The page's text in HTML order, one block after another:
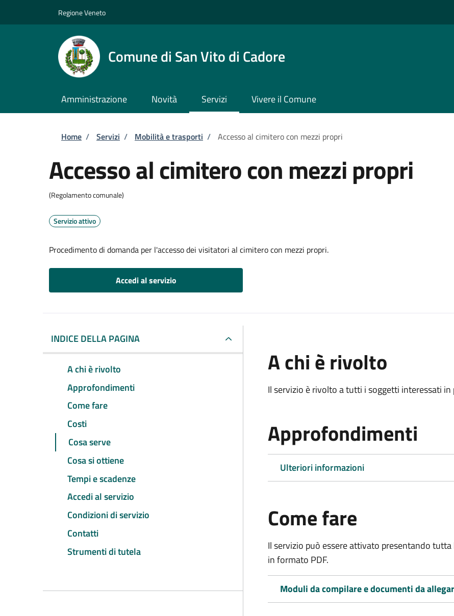
Regione Veneto
Comune di San Vito di Cadore
Amministrazione Novità Servizi Vivere il Comune
Briciole di pane
Home / Servizi / Mobilità e trasporti / Accesso al cimitero con mezzi propri
Accesso al cimitero con mezzi propri
(Regolamento comunale)
Servizio attivo
Procedimento di domanda per l'accesso dei visitatori al cimitero con mezzi propri.
Accedi al servizio
INDICE DELLA PAGINA
A chi è rivolto
Approfondimenti
Come fare
Costi
Cosa serve
Cosa si ottiene
Tempi e scadenze
Accedi al servizio
Condizioni di servizio
Contatti
Strumenti di tutela
A chi è rivolto
Il servizio è rivolto a tutti i soggetti interessati
Approfondimenti
Ulteriori informazioni
Come fare
Il servizio può essere attivato presentando
in formato PDF.
Moduli da compilare e documenti da